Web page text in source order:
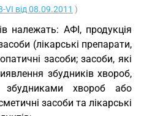
VI від 08.09.2011 )
належать: АФІ, продукція
(лікарські препарати,
засоби; засоби, які
збудників хвороб,
хвороб або
засоби та лікарські